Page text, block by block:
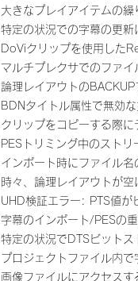
大きなプレイアイテムの
特定の状況での字幕の更新
DoViクリップを使用した
マルチプレクサでのファイ
論理レイアウトのBACKUP
BDNタイトル属性で無効
クリップをコピーする際に
PESトリミング中のストリ
インポート時にファイル
時々、論理レイアウトが空
UHD検証エラー: PTS値が
字幕のインポート/PESの
特定の状況でDTSビットス
プロジェクトファイル内
画像ファイルにアクセス